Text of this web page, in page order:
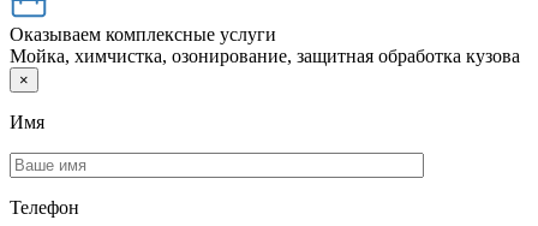
Оказываем комплексные услуги
Мойка, химчистка, озонирование, защитная обработка кузова
×
Имя
Телефон